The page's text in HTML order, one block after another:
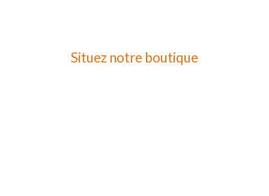
Situez notre boutique